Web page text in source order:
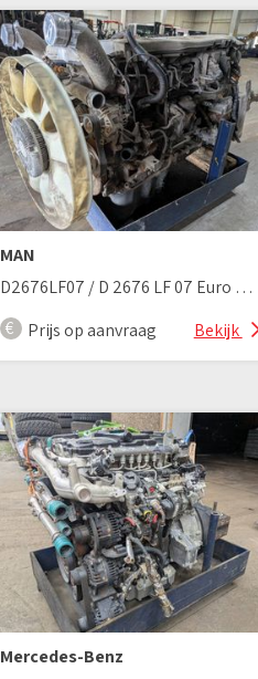
MAN
D2676LF07 / D 2676 LF 07 Euro 5 LKW Motor
Prijs op aanvraag
Bekijk
Mercedes-Benz